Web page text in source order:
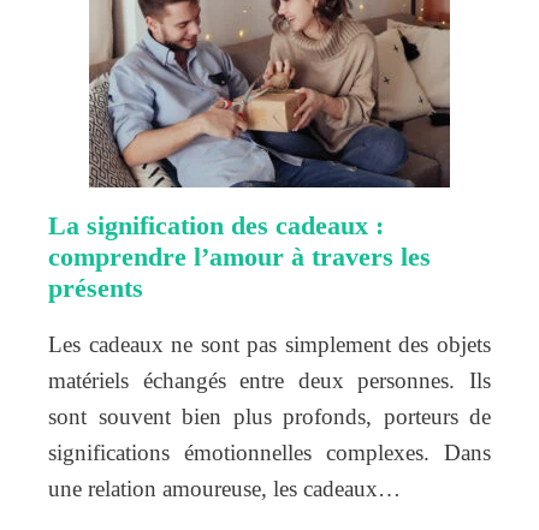
La signification des cadeaux :
comprendre l’amour à travers les
présents
Les cadeaux ne sont pas simplement des objets
matériels échangés entre deux personnes. Ils
sont souvent bien plus profonds, porteurs de
significations émotionnelles complexes. Dans
une relation amoureuse, les cadeaux…